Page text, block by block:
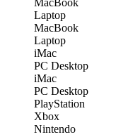
MacBook
Laptop
MacBook
Laptop
iMac
PC Desktop
iMac
PC Desktop
PlayStation
Xbox
Nintendo